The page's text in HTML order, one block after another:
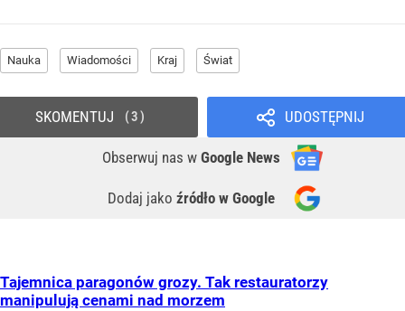
Nauka Wiadomości Kraj Świat
UDOSTĘPNIJ
Obserwuj nas w Google News
Dodaj jako źródło w Google
SKOMENTUJ 3
Tajemnica paragonów grozy. Tak restauratorzy
manipulują cenami nad morzem